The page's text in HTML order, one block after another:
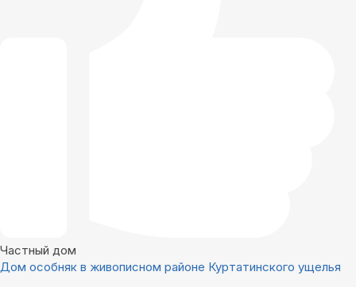
Частный дом
Дом особняк в живописном районе Куртатинского ущелья